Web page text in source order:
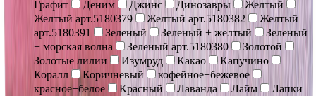
Графит
Деним Джинс Динозавры
Желтый
Желтый арт.5180379
Желтый арт.5180382
Желтый
арт.5180391
Зеленый Зеленый + желтый
Зеленый
+ морская волна
Зеленый арт.5180380
Золотой
Золотые лилии
Изумруд Какао
Капучино
Коралл
Коричневый
кофейное+бежевое
красное+белое
Красный Лаванда Лайм
Лапки